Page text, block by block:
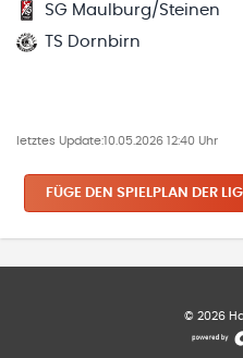
SG Maulburg/Steinen
TS Dornbirn
letztes Update:10.05.2026 12:40 Uhr
FÜGE DEN SPIELPLAN DER
© 2026